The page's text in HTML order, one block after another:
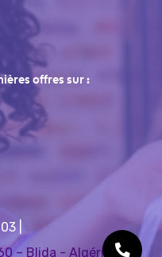
offres sur :
– Blida - Algérie